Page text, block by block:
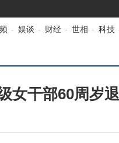
- 娱谈 - 财经 - 世相 - 科技
女干部60周岁